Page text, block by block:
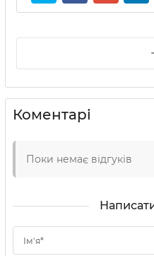
Коментарі
Поки немає відгуків
Ім'я*